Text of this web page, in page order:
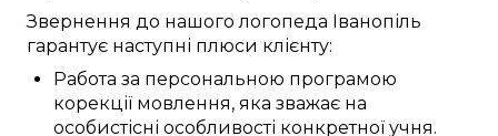
Звернення до нашого логопеда Іванопіль
гарантує наступні плюси клієнту:
Работа за персональною програмою
корекції мовлення, яка зважає на
особистісні особливості конкретної учня.